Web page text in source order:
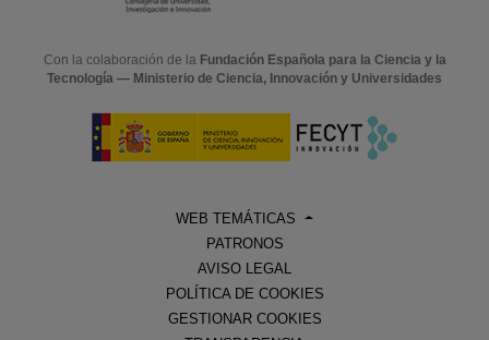
Con la colaboración de la Fundación Española para la Ciencia y la
Tecnología — Ministerio de Ciencia, Innovación y Universidades
WEB TEMÁTICAS
PATRONOS
AVISO LEGAL
POLÍTICA DE COOKIES
GESTIONAR COOKIES